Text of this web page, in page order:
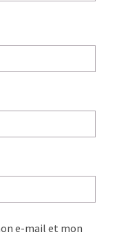
e-mail et mon